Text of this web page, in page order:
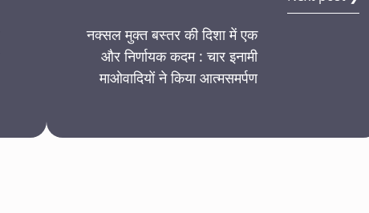
नक्सल मुक्त बस्तर की दिशा में एक
और निर्णायक कदम : चार इनामी
माओवादियों ने किया आत्मसमर्पण